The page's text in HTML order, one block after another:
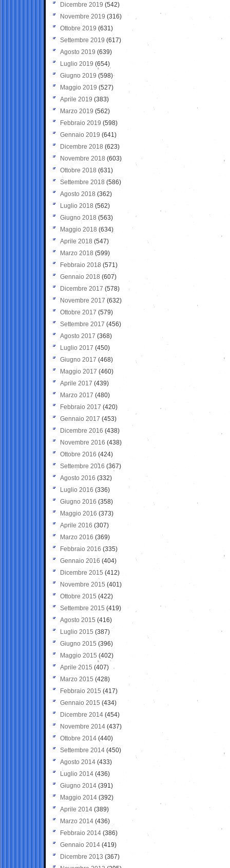
Dicembre 2019 (542)
Novembre 2019 (316)
Ottobre 2019 (631)
Settembre 2019 (617)
Agosto 2019 (639)
Luglio 2019 (654)
Giugno 2019 (598)
Maggio 2019 (527)
Aprile 2019 (383)
Marzo 2019 (562)
Febbraio 2019 (598)
Gennaio 2019 (641)
Dicembre 2018 (623)
Novembre 2018 (603)
Ottobre 2018 (631)
Settembre 2018 (586)
Agosto 2018 (362)
Luglio 2018 (562)
Giugno 2018 (563)
Maggio 2018 (634)
Aprile 2018 (547)
Marzo 2018 (599)
Febbraio 2018 (571)
Gennaio 2018 (607)
Dicembre 2017 (578)
Novembre 2017 (632)
Ottobre 2017 (579)
Settembre 2017 (456)
Agosto 2017 (368)
Luglio 2017 (450)
Giugno 2017 (468)
Maggio 2017 (460)
Aprile 2017 (439)
Marzo 2017 (480)
Febbraio 2017 (420)
Gennaio 2017 (453)
Dicembre 2016 (438)
Novembre 2016 (438)
Ottobre 2016 (424)
Settembre 2016 (367)
Agosto 2016 (332)
Luglio 2016 (336)
Giugno 2016 (358)
Maggio 2016 (373)
Aprile 2016 (307)
Marzo 2016 (369)
Febbraio 2016 (335)
Gennaio 2016 (404)
Dicembre 2015 (412)
Novembre 2015 (401)
Ottobre 2015 (422)
Settembre 2015 (419)
Agosto 2015 (416)
Luglio 2015 (387)
Giugno 2015 (396)
Maggio 2015 (402)
Aprile 2015 (407)
Marzo 2015 (428)
Febbraio 2015 (417)
Gennaio 2015 (434)
Dicembre 2014 (454)
Novembre 2014 (437)
Ottobre 2014 (440)
Settembre 2014 (450)
Agosto 2014 (433)
Luglio 2014 (436)
Giugno 2014 (391)
Maggio 2014 (392)
Aprile 2014 (389)
Marzo 2014 (436)
Febbraio 2014 (386)
Gennaio 2014 (419)
Dicembre 2013 (367)